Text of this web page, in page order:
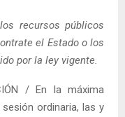
recursos públicos
el Estado o los
por la ley vigente.
/ En la máxima
ordinaria, las y